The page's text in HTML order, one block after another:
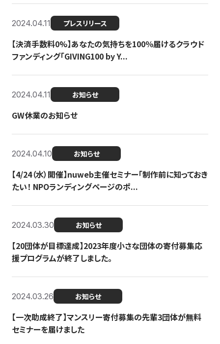
2024.04.11 プレスリリース
【決済手数料0%】あなたの気持ちを100％届けるクラウド
ファンディング「GIVING100 by Y...
2024.04.11 お知らせ
GW休業のお知らせ
2024.04.10 お知らせ
【4/24（水）開催】nuweb主催セミナー「制作前に知っておき
たい！ NPOランディングページのポ...
2024.03.30 お知らせ
【20団体が目標達成】2023年度小さな団体の寄付募集応
援プログラムが終了しました。
2024.03.26 お知らせ
【一次助成終了】マンスリー寄付募集の先輩3団体が無料
セミナーを届けました